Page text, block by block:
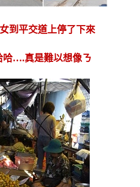
到平交道上停了下來
哈….真是難以想像ㄋ